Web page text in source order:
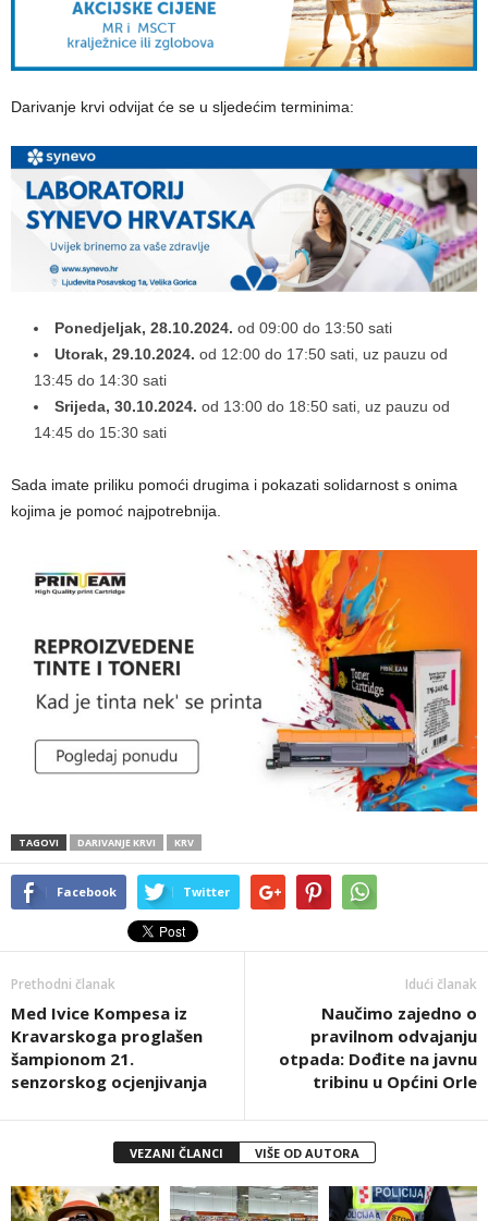
Darivanje krvi odvijat će se u sljedećim terminima:
Ponedjeljak, 28.10.2024. od 09:00 do 13:50 sati
Utorak, 29.10.2024. od 12:00 do 17:50 sati, uz pauzu od
13:45 do 14:30 sati
Srijeda, 30.10.2024. od 13:00 do 18:50 sati, uz pauzu od
14:45 do 15:30 sati
Sada imate priliku pomoći drugima i pokazati solidarnost s onima
kojima je pomoć najpotrebnija.
TAGOVI DARIVANJE KRVI KRV
Facebook Twitter
Prethodni članak
Med Ivice Kompesa iz
Kravarskoga proglašen
šampionom 21.
senzorskog ocjenjivanja
Idući članak
Naučimo zajedno o
pravilnom odvajanju
otpada: Dođite na javnu
tribinu u Općini Orle
VEZANI ČLANCI VIŠE OD AUTORA